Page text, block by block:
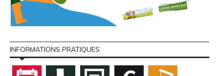
INFORMATIONS PRATIQUES